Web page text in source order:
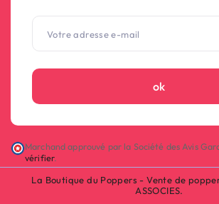
ok
Marchand approuvé par la Société des Avis
vérifier.
La Boutique du Poppers - Vente de
ASSOCIES.